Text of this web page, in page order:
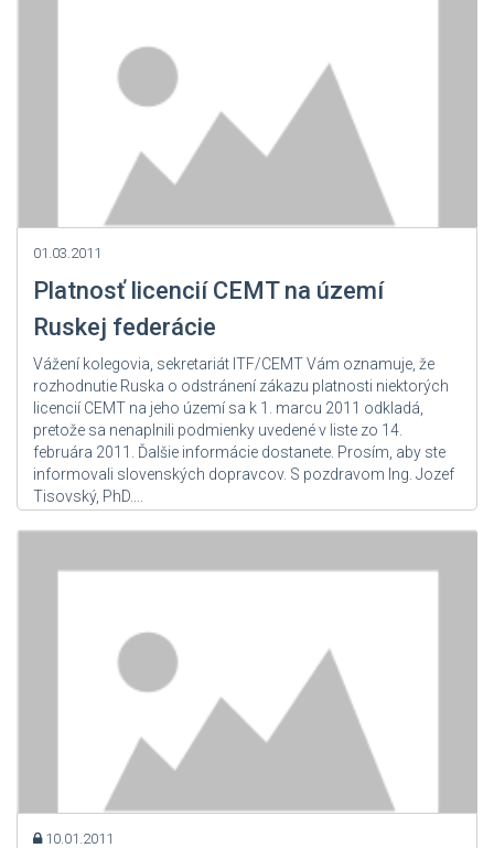
01.03.2011
Platnosť licencií CEMT na území
Ruskej federácie
Vážení kolegovia, sekretariát ITF/CEMT Vám oznamuje, že
rozhodnutie Ruska o odstránení zákazu platnosti niektorých
licencií CEMT na jeho území sa k 1. marcu 2011 odkladá,
pretože sa nenaplnili podmienky uvedené v liste zo 14.
februára 2011. Ďalšie informácie dostanete. Prosím, aby ste
informovali slovenských dopravcov. S pozdravom Ing. Jozef
Tisovský, PhD....
Zdroj: User Admin
10.01.2011